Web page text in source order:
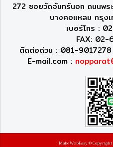
272 ซอยวัดจันทร์นอก ถนนพร
บางคอแหลม กรุง
เบอร์โทร :
FAX: 02-
ติดต่อด่วน : 081-
E-mail.com :
MakeWebEasy ©